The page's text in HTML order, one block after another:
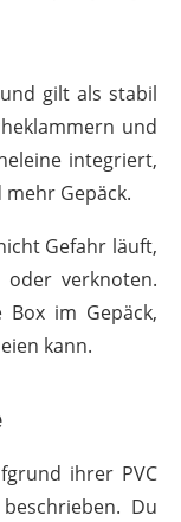
gilt als stabil
und
integriert,
Gepäck.
Gefahr läuft,
verknoten.
Box im Gepäck,
kann.
ihrer PVC
Du